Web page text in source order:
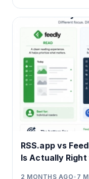
RSS.app vs
Is Actually Right
2 MONTHS AGO• 7